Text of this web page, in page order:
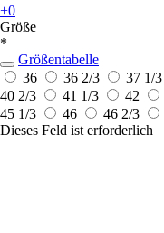
+0
Größe
*
Größentabelle
36
36 2/3 37 1/3
40 2/3
41 1/3 42
45 1/3
46 46 2/3
Dieses Feld ist erforderlich